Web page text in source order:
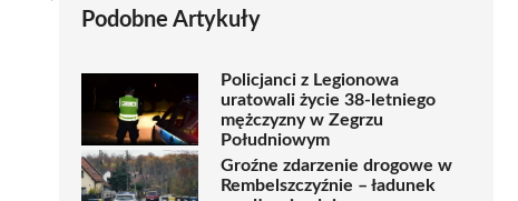
Podobne Artykuły
Policjanci z Legionowa
uratowali życie 38-letniego
mężczyzny w Zegrzu
Południowym
Groźne zdarzenie drogowe w
Rembelszczyźnie – ładunek